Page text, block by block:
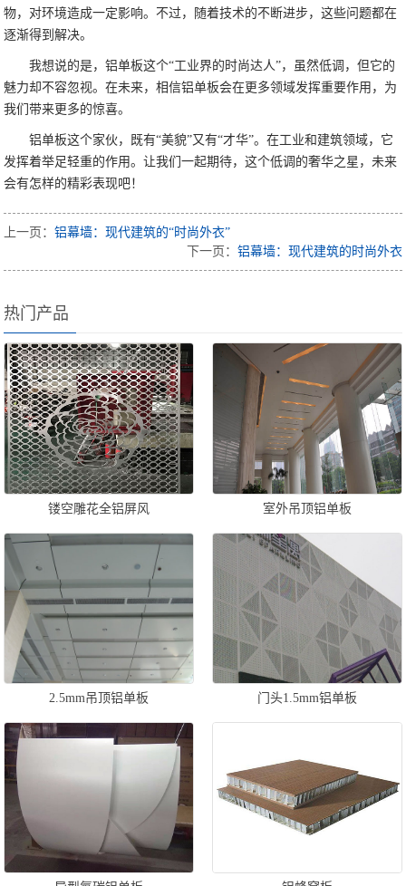
物，对环境造成一定影响。不过，随着技术的不断进步，这些问题都在
逐渐得到解决。
我想说的是，铝单板这个“工业界的时尚达人”，虽然低调，但它的
魅力却不容忽视。在未来，相信铝单板会在更多领域发挥重要作用，为
我们带来更多的惊喜。
铝单板这个家伙，既有“美貌”又有“才华”。在工业和建筑领域，它
发挥着举足轻重的作用。让我们一起期待，这个低调的奢华之星，未来
会有怎样的精彩表现吧！
上一页：铝幕墙：现代建筑的“时尚外衣”
下一页： 铝幕墙：现代建筑的时尚外衣
热门产品
镂空雕花全铝屏风 室外吊顶铝单板
2.5mm吊顶铝单板 门头1.5mm铝单板